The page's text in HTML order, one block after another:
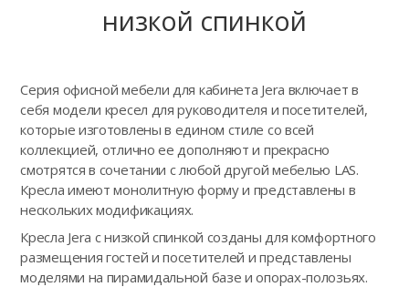
низкой спинкой
Серия офисной мебели для кабинета Jera включает в
себя модели кресел для руководителя и посетителей,
которые изготовлены в едином стиле со всей
коллекцией, отлично ее дополняют и прекрасно
смотрятся в сочетании с любой другой мебелью LAS.
Кресла имеют монолитную форму и представлены в
нескольких модификациях.
Кресла Jera с низкой спинкой созданы для комфортного
размещения гостей и посетителей и представлены
моделями на пирамидальной базе и опорах-полозьях.